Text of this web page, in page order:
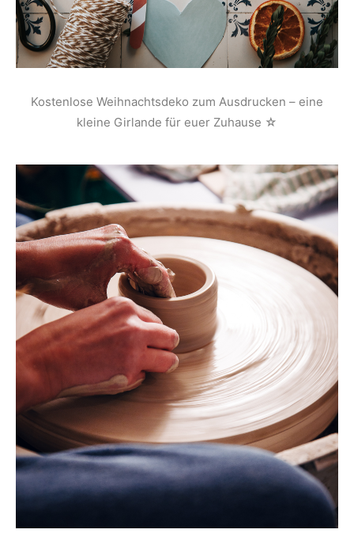
Kostenlose Weihnachtsdeko zum Ausdrucken – eine
kleine Girlande für euer Zuhause ☆